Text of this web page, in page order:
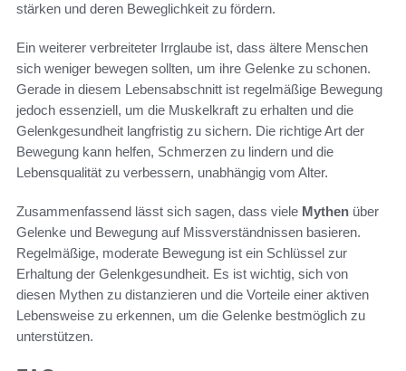
stärken und deren Beweglichkeit zu fördern.
Ein weiterer verbreiteter Irrglaube ist, dass ältere Menschen
sich weniger bewegen sollten, um ihre Gelenke zu schonen.
Gerade in diesem Lebensabschnitt ist regelmäßige Bewegung
jedoch essenziell, um die Muskelkraft zu erhalten und die
Gelenkgesundheit langfristig zu sichern. Die richtige Art der
Bewegung kann helfen, Schmerzen zu lindern und die
Lebensqualität zu verbessern, unabhängig vom Alter.
Zusammenfassend lässt sich sagen, dass viele Mythen über
Gelenke und Bewegung auf Missverständnissen basieren.
Regelmäßige, moderate Bewegung ist ein Schlüssel zur
Erhaltung der Gelenkgesundheit. Es ist wichtig, sich von
diesen Mythen zu distanzieren und die Vorteile einer aktiven
Lebensweise zu erkennen, um die Gelenke bestmöglich zu
unterstützen.